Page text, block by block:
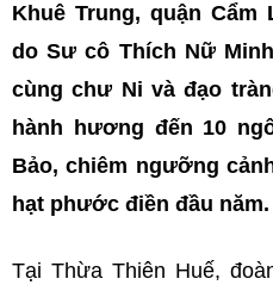
Khuê Trung, quận Cẩm
do Sư cô Thích Nữ
cùng chư Ni và đạo
hành hương đến 10
Bảo, chiêm ngưỡng
hạt phước điền đầu năm.
Tại Thừa Thiên Huế,